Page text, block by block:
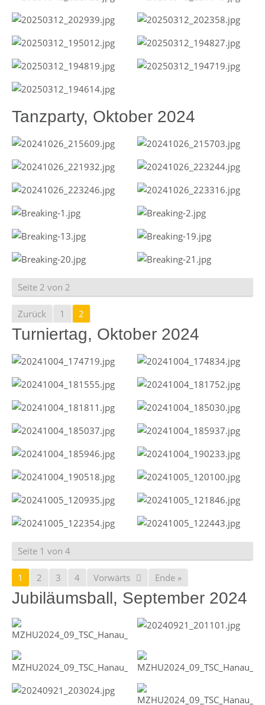
Tanzparty, Oktober 2024
Seite 2 von 2
Zurück 1 2
Turniertag, Oktober 2024
Seite 1 von 4
1 2 3 4 Vorwärts Ende »
Jubiläumsball, September 2024